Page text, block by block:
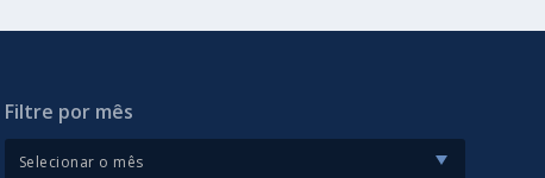
Filtre por mês